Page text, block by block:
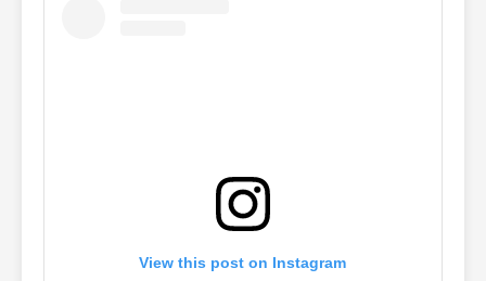
View this post on Instagram